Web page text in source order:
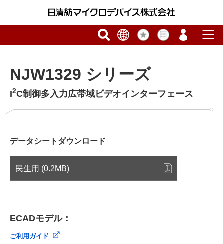
NJW1329 シリーズ
I2C制御多入力広帯域ビデオインターフェース
データシートダウンロード
民生用 (0.2MB)
ECADモデル：
ご利用ガイド